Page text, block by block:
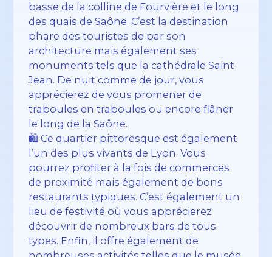
basse de la colline de Fourvière et le long
des quais de Saône. C’est la destination
phare des touristes de par son
architecture mais également ses
monuments tels que la cathédrale Saint-
Jean. De nuit comme de jour, vous
apprécierez de vous promener de
traboules en traboules ou encore flâner
le long de la Saône.
🛍️ Ce quartier pittoresque est également
l’un des plus vivants de Lyon. Vous
pourrez profiter à la fois de commerces
de proximité mais également de bons
restaurants typiques. C’est également un
lieu de festivité où vous apprécierez
découvrir de nombreux bars de tous
types. Enfin, il offre également de